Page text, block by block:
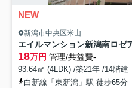
NEW
新潟市中央区米山
エイルマンション新潟南ロゼ
18万円 管理/共益費-
93.64㎡ (4LDK) /築21年 /14階建
白新線「東新潟」駅 徒歩65分